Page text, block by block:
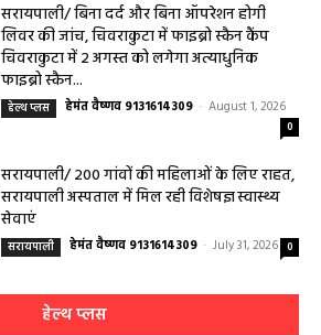
सरायपाली/ बिना दर्द और बिना ऑपरेशन होगी
लिवर की जांच, चिवराकुटा में फाइब्रो स्कैन कैंप
चिवराकुटा में 2 अगस्त को लगेगा अत्याधुनिक
फाइब्रो स्कैन...
हेल्थ प्लस हेमंत वैष्णव 9131614309 - August 1, 2026
0
सरायपाली/ 200 गांवों की महिलाओं के लिए राहत,
सरायपाली अस्पताल में मिल रही विशेषज्ञ स्वास्थ्य
सेवाएं
सरायपाली हेमंत वैष्णव 9131614309 - July 31, 2026 0
हेल्थ प्लस